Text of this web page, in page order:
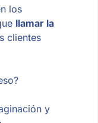
los
llamar la
clientes
y